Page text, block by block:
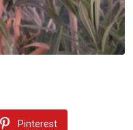
Pinterest